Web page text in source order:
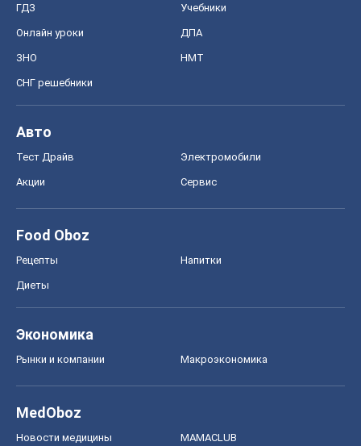
ГДЗ Учебники
Онлайн уроки ДПА
ЗНО НМТ
СНГ решебники
Авто
Тест Драйв Электромобили
Акции Сервис
Food Oboz
Рецепты Напитки
Диеты
Экономика
Рынки и компании Mакроэкономика
MedOboz
Новости медицины MAMACLUB